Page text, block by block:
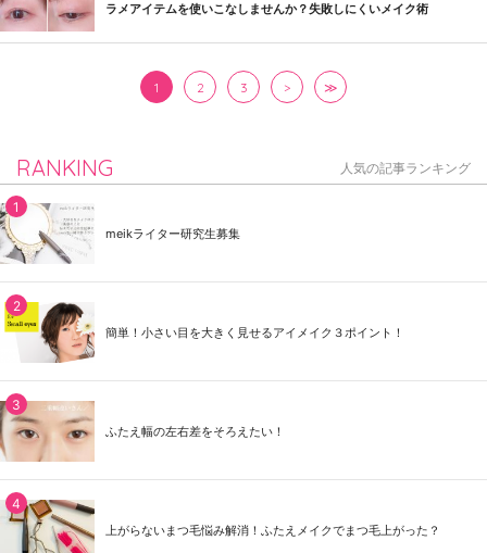
ラメアイテムを使いこなしませんか？失敗しにくいメイク術
1 2 3 > ≫
RANKING 人気の記事ランキング
meikライター研究生募集
簡単！小さい目を大きく見せるアイメイク３ポイント！
ふたえ幅の左右差をそろえたい！
上がらないまつ毛悩み解消！ふたえメイクでまつ毛上がった？